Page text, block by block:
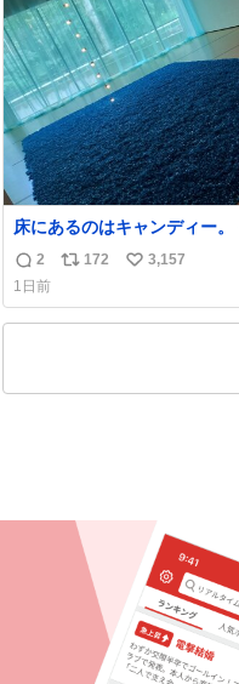
ト
数
床にあるのはキャンディー
くなった人と同等の重さだそ
は一つ持ち帰れますが、亡く
を持ち帰っているような感覚
勇気を出して口に入れたら
返
信
数
2
リ
ス
172
い
ね
3,157
1日前